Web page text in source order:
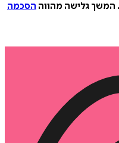
המשך גלישה מהווה הסכמה